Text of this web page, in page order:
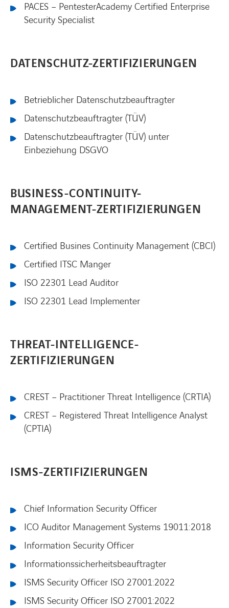
PACES – PentesterAcademy Certified Enterprise
Security Specialist
DATENSCHUTZ-ZERTIFIZIERUNGEN
Betrieblicher Datenschutzbeauftragter
Datenschutzbeauftragter (TÜV)
Datenschutzbeauftragter (TÜV) unter
Einbeziehung DSGVO
BUSINESS-CONTINUITY-
MANAGEMENT-ZERTIFIZIERUNGEN
Certified Busines Continuity Management (CBCI)
Certified ITSC Manger
ISO 22301 Lead Auditor
ISO 22301 Lead Implementer
THREAT-INTELLIGENCE-
ZERTIFIZIERUNGEN
CREST – Practitioner Threat Intelligence (CRTIA)
CREST – Registered Threat Intelligence Analyst
(CPTIA)
ISMS-ZERTIFIZIERUNGEN
Chief Information Security Officer
ICO Auditor Management Systems 19011:2018
Information Security Officer
Informationssicherheitsbeauftragter
ISMS Security Officer ISO 27001:2022
ISMS Security Officer ISO 27001:2022